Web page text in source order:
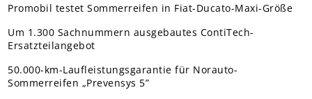
Promobil testet Sommerreifen in Fiat-Ducato-Maxi-Größe
Um 1.300 Sachnummern ausgebautes ContiTech-
Ersatzteilangebot
50.000-km-Laufleistungsgarantie für Norauto-
Sommerreifen „Prevensys 5”